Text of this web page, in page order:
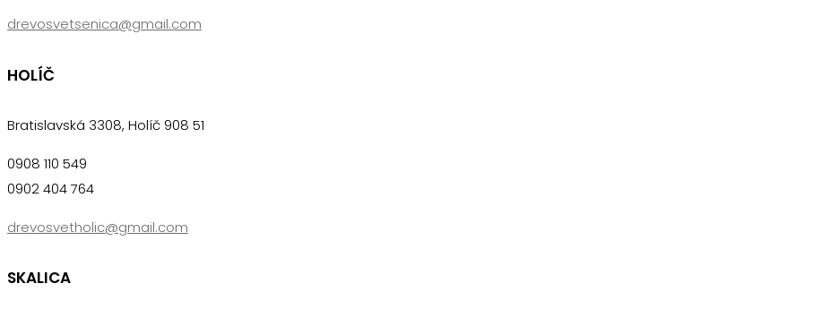
drevosvetsenica@gmail.com
HOLÍČ
Bratislavská 3308, Holíč 908 51
0908 110 549
0902 404 764
drevosvetholic@gmail.com
SKALICA